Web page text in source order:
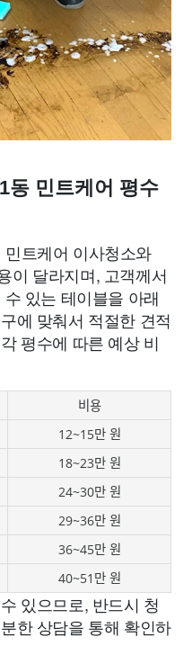
동 민트케어 평수
트케어 이사청소와
이 달라지며, 고객께서
있는 테이블을 아래
에 맞춰서 적절한 견적
평수에 따른 예상 비
비용
12~15만 원
18~23만 원
24~30만 원
29~36만 원
36~45만 원
40~51만 원
있으므로, 반드시 청
한 상담을 통해 확인하